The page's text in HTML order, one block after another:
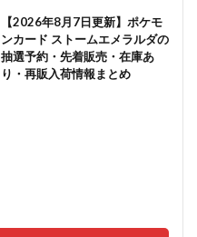
【2026年8月7日更新】ポケモ
ンカード ストームエメラルダの
抽選予約・先着販売・在庫あ
り・再販入荷情報まとめ